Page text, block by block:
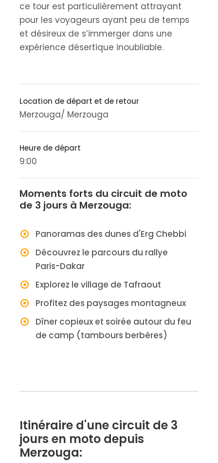
ce tour est particulièrement attrayant
pour les voyageurs ayant peu de temps
et désireux de s’immerger dans une
expérience désertique inoubliable.
Location de départ et de retour
Merzouga/ Merzouga
Heure de départ
9:00
Moments forts du circuit de moto
de 3 jours à Merzouga:
Panoramas des dunes d'Erg Chebbi
Découvrez le parcours du rallye
Paris-Dakar
Explorez le village de Tafraout
Profitez des paysages montagneux
Dîner copieux et soirée autour du feu
de camp (tambours berbères)
Itinéraire d'une circuit de 3
jours en moto depuis
Merzouga: